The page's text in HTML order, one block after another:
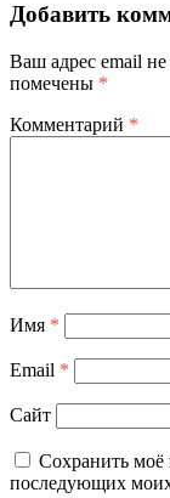
Добавить
Ваш адрес email не
помечены *
Комментарий *
Имя *
Email *
Сайт
Сохранить моё
последующих